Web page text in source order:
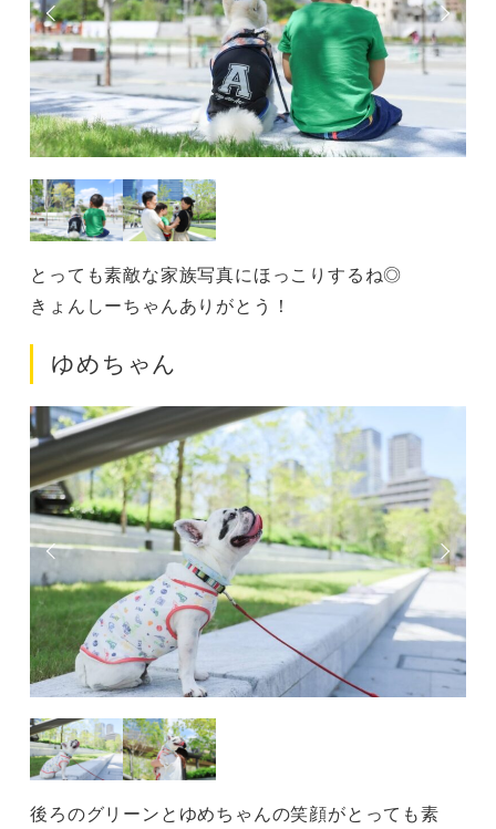
とっても素敵な家族写真にほっこりするね◎
きょんしーちゃんありがとう！
ゆめちゃん
後ろのグリーンとゆめちゃんの笑顔がとっても素